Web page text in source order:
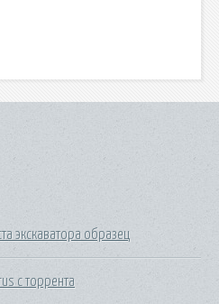
экскаватора образец
с торрента